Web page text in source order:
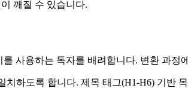
깨질 수 있습니다.
사용하는 독자를 배려합니다. 변환 과정
치하도록 합니다. 제목 태그(H1‑H6) 기반